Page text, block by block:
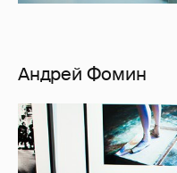
Андрей Фомин